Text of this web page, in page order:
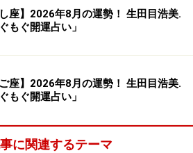
勢】を見る
し座】2026年8月の運勢！ 生田目浩美.
もぐ開運占い」
ご座】2026年8月の運勢！ 生田目浩美.
もぐ開運占い」
に関連するテーマ